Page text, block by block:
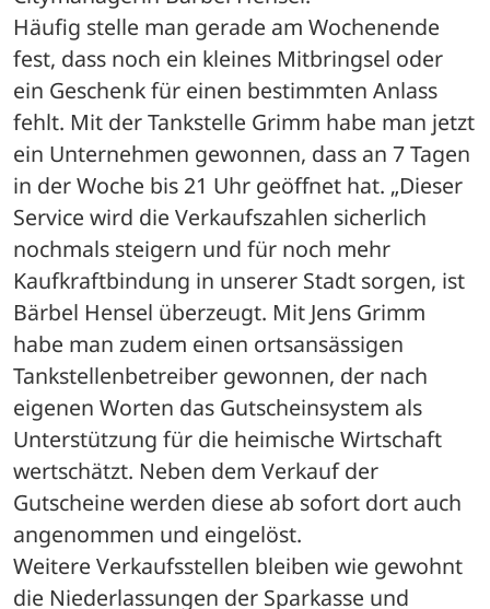
Häufig stelle man gerade am Wochenende
fest, dass noch ein kleines Mitbringsel oder
ein Geschenk für einen bestimmten Anlass
fehlt. Mit der Tankstelle Grimm habe man jetzt
ein Unternehmen gewonnen, dass an 7 Tagen
in der Woche bis 21 Uhr geöffnet hat. „Dieser
Service wird die Verkaufszahlen sicherlich
nochmals steigern und für noch mehr
Kaufkraftbindung in unserer Stadt sorgen, ist
Bärbel Hensel überzeugt. Mit Jens Grimm
habe man zudem einen ortsansässigen
Tankstellenbetreiber gewonnen, der nach
eigenen Worten das Gutscheinsystem als
Unterstützung für die heimische Wirtschaft
wertschätzt. Neben dem Verkauf der
Gutscheine werden diese ab sofort dort auch
angenommen und eingelöst.
Weitere Verkaufsstellen bleiben wie gewohnt
die Niederlassungen der Sparkasse und